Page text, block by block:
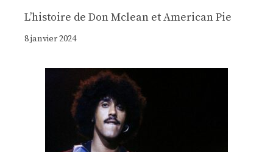
Lʼhistoire de Don Mclean et American Pie
8 janvier 2024